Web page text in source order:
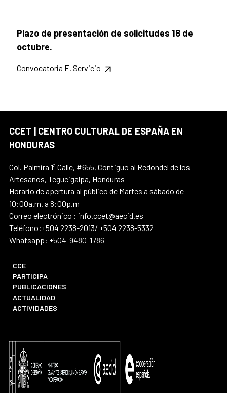
Plazo de presentación de solicitudes 18 de
octubre.
Convocatoria E. Servicio
CCET | CENTRO CULTURAL DE ESPAÑA EN
HONDURAS
Col. Palmira 1ª Calle, #655, Contiguo al Redondel de los
Artesanos, Tegucigalpa, Honduras
Horario de apertura al público de Martes a sábado de
10:00a.m. a 8:00p.m
Correo electrónico : info.ccet@aecid.es
Teléfono:+504 2238-2013/ +504 2238-5332
Whatsapp: +504-9480-1786
CCE
PARTICIPA
PUBLICACIONES
ACTUALIDAD
ACTIVIDADES